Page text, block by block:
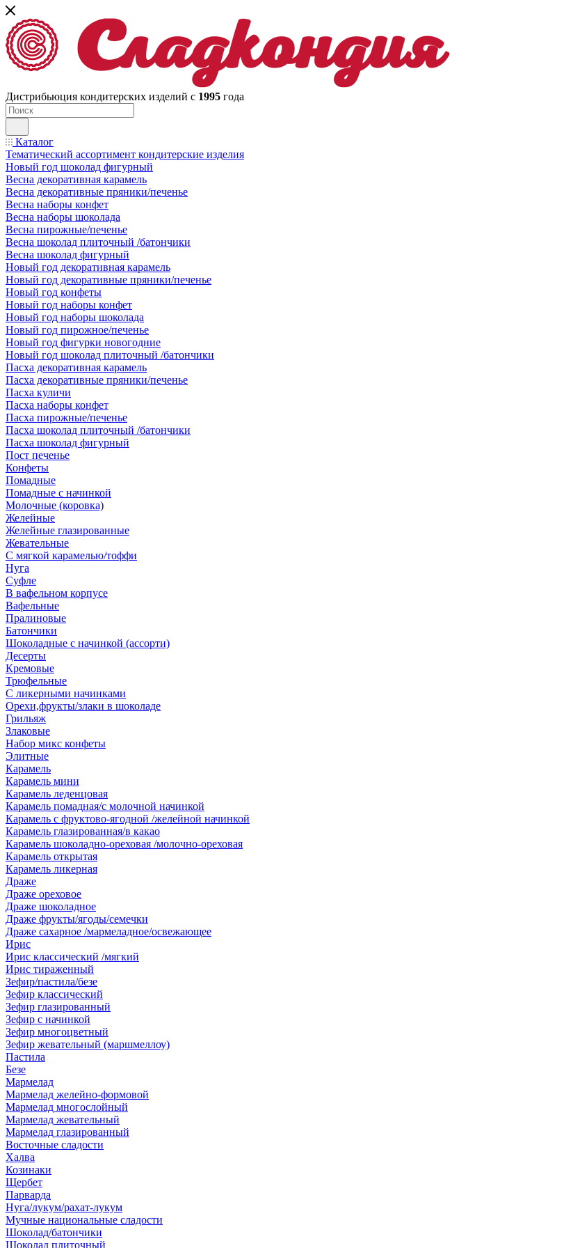
Дистрибьюция кондитерских изделий с 1995 года
Каталог
Тематический ассортимент кондитерские изделия
Новый год шоколад фигурный
Весна декоративная карамель
Весна декоративные пряники/печенье
Весна наборы конфет
Весна наборы шоколада
Весна пирожные/печенье
Весна шоколад плиточный /батончики
Весна шоколад фигурный
Новый год декоративная карамель
Новый год декоративные пряники/печенье
Новый год конфеты
Новый год наборы конфет
Новый год наборы шоколада
Новый год пирожное/печенье
Новый год фигурки новогодние
Новый год шоколад плиточный /батончики
Пасха декоративная карамель
Пасха декоративные пряники/печенье
Пасха куличи
Пасха наборы конфет
Пасха пирожные/печенье
Пасха шоколад плиточный /батончики
Пасха шоколад фигурный
Пост печенье
Конфеты
Помадные
Помадные с начинкой
Молочные (коровка)
Желейные
Желейные глазированные
Жевательные
С мягкой карамелью/тоффи
Нуга
Суфле
В вафельном корпусе
Вафельные
Пралиновые
Батончики
Шоколадные с начинкой (ассорти)
Десерты
Кремовые
Трюфельные
С ликерными начинками
Орехи,фрукты/злаки в шоколаде
Грильяж
Злаковые
Набор микс конфеты
Элитные
Карамель
Карамель мини
Карамель леденцовая
Карамель помадная/с молочной начинкой
Карамель с фруктово-ягодной /желейной начинкой
Карамель глазированная/в какао
Карамель шоколадно-ореховая /молочно-ореховая
Карамель открытая
Карамель ликерная
Драже
Драже ореховое
Драже шоколадное
Драже фрукты/ягоды/семечки
Драже сахарное /мармеладное/освежающее
Ирис
Ирис классический /мягкий
Ирис тираженный
Зефир/пастила/безе
Зефир классический
Зефир глазированный
Зефир с начинкой
Зефир многоцветный
Зефир жевательный (маршмеллоу)
Пастила
Безе
Мармелад
Мармелад желейно-формовой
Мармелад многослойный
Мармелад жевательный
Мармелад глазированный
Восточные сладости
Халва
Козинаки
Щербет
Парварда
Нуга/лукум/рахат-лукум
Мучные национальные сладости
Шоколад/батончики
Шоколад плиточный